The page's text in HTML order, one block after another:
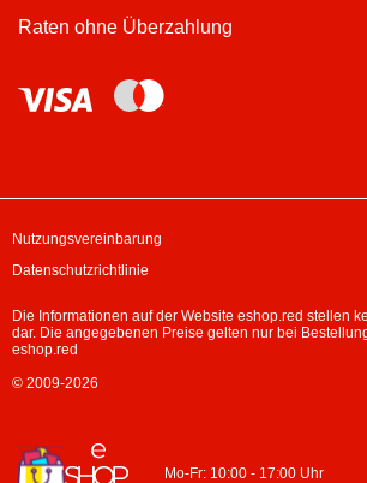
Raten ohne Überzahlung
Mo-Fr: 10:00 - 17:00 Uhr
Nutzungsvereinbarung
Datenschutzrichtlinie
Die Informationen auf der Website eshop.red stellen
dar. Die angegebenen Preise gelten nur bei
eshop.red
© 2009-2026